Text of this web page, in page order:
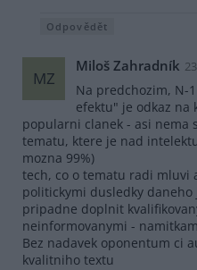
Odpovědět
MZ
Miloš Zahradník
Na predchozim, N-
efektu" je odkaz na
popularni clanek - asi nema
tematu, ktere je nad
mozna 99%)
tech, co o tematu radi mluvi
politickymi dusledky
pripadne doplnit
neinformovanymi -
Bez nadavek oponentum ci
kvalitniho textu